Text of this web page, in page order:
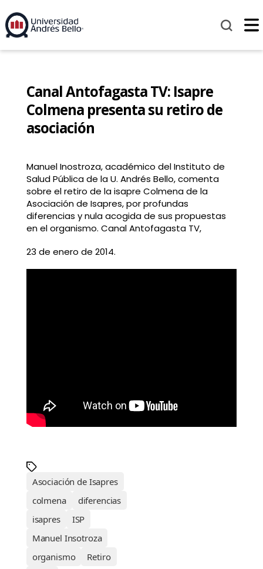
Canal Antofagasta TV: Isapre
Colmena presenta su retiro de
asociación
Manuel Inostroza, académico del Instituto de
Salud Pública de la U. Andrés Bello, comenta
sobre el retiro de la isapre Colmena de la
Asociación de Isapres, por profundas
diferencias y nula acogida de sus propuestas
en el organismo. Canal Antofagasta TV,
23 de enero de 2014.
Asociación de Isapres
colmena
diferencias
isapres
ISP
Manuel Insotroza
organismo
Retiro